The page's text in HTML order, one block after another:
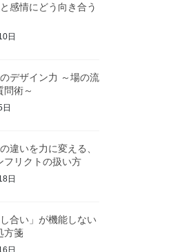
感情にどう向き合う
日
デザイン力 ～場の流
問術～
違いを力に変える、
フリクトの扱い方
日
合い」が機能しない
方箋
日